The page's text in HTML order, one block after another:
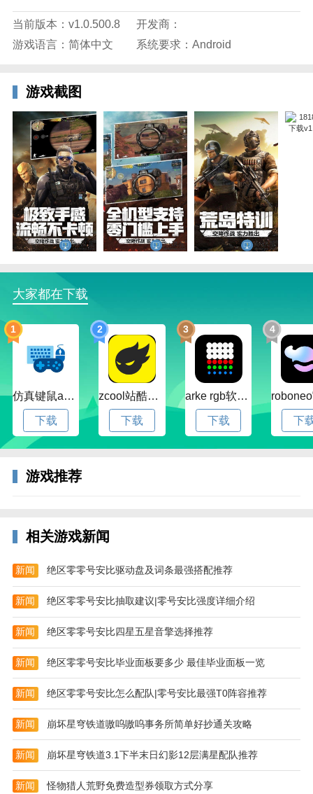
3、选择资源包或点击下载全部。
18183穿越火线手游正版官方介绍
火线防御上线，地图中设置防御塔，阻止怪物抵达终
点。不仅能对防御塔进行养成，逐渐增强玩家实力，还
穿越火线18183手游特色
——细节制胜 美术树立新标杆
游戏的画面经过全新改良引擎打造，全面提升了画质。
角色和枪械更加精细，特效也更加爆炸。
在美术资源上不仅实现了对端游经典内容的重现，而且
当前版本：v1.0.500.8
开发商：
游戏语言：简体中文
系统要求：Android
游戏截图
大家都在下载
1
仿真键鼠app官方版下载v1.4.3.58 安卓最新版
下载
2
zcool站酷官方版下载v5.15.0 安卓最新版本
下载
3
arke rgb软件下载v20.0 安卓版
下载
4
下
游戏推荐
相关游戏新闻
新闻 绝区零零号安比驱动盘及词条最强搭配推荐
新闻 绝区零零号安比抽取建议|零号安比强度详细介绍
新闻 绝区零零号安比四星五星音擎选择推荐
新闻 绝区零零号安比毕业面板要多少 最佳毕业面板一览
新闻 绝区零零号安比怎么配队|零号安比最强T0阵容推荐
新闻 崩坏星穹铁道嗷呜嗷呜事务所简单好抄通关攻略
新闻 崩坏星穹铁道3.1下半末日幻影12层满星配队推荐
新闻 怪物猎人荒野免费造型券领取方式分享